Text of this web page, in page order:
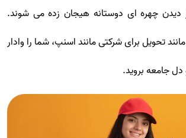
چهره ای دوستانه هیجان زده می شوند.
تحویل برای شرکتی مانند اسنپ، شما را وادار
دل جامعه بروید.